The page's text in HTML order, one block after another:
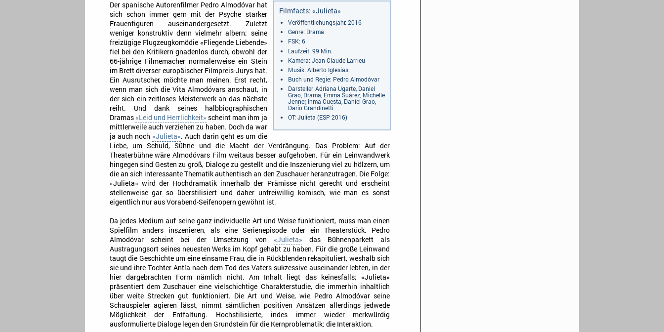
Filmfacts: «Julieta»
Veröffentlichungsjahr: 2016
Genre: Drama
FSK: 6
Laufzeit: 99 Min.
Kamera: Jean-Claude Larrieu
Musik: Alberto Iglesias
Buch und Regie: Pedro Almodóvar
Darsteller: Adriana Ugarte, Daniel
Grao, Drama, Emma Suárez, Michelle
Jenner, Inma Cuesta, Daniel Grao,
Darío Grandinetti
OT: Julieta (ESP 2016)
Der spanische Autorenfilmer Pedro Almodóvar hat
sich schon immer gern mit der Psyche starker
Frauenfiguren auseinandergesetzt. Zuletzt
weniger konstruktiv denn vielmehr albern; seine
freizügige Flugzeugkomödie «Fliegende Liebende»
fiel bei den Kritikern gnadenlos durch, obwohl der
66-jährige Filmemacher normalerweise ein Stein
im Brett diverser europäischer Filmpreis-Jurys hat.
Ein Ausrutscher, möchte man meinen. Erst recht,
wenn man sich die Vita Almodóvars anschaut, in
der sich ein zeitloses Meisterwerk an das nächste
reiht. Und dank seines halbbiographischen
Dramas«Leid und Herrlichkeit» scheint man ihm ja
mittlerweile auch verziehen zu haben. Doch da war
ja auch noch «Julieta». Auch darin geht es um die
Liebe, um Schuld, Sühne und die Macht der Verdrängung. Das Problem: Auf der
Theaterbühne wäre Almodóvars Film weitaus besser aufgehoben. Für ein Leinwandwerk
hingegen sind Gesten zu groß, Dialoge zu gestellt und die Inszenierung viel zu hölzern, um
die an sich interessante Thematik authentisch an den Zuschauer heranzutragen. Die Folge:
«Julieta» wird der Hochdramatik innerhalb der Prämisse nicht gerecht und erscheint
stellenweise gar so überstilisiert und daher unfreiwillig komisch, wie man es sonst
eigentlich nur aus Vorabend-Seifenopern gewöhnt ist.
Da jedes Medium auf seine ganz individuelle Art und Weise funktioniert, muss man einen
Spielfilm anders inszenieren, als eine Serienepisode oder ein Theaterstück. Pedro
Almodóvar scheint bei der Umsetzung von «Julieta» das Bühnenparkett als
Austragungsort seines neuesten Werks im Kopf gehabt zu haben. Für die große Leinwand
taugt die Geschichte um eine einsame Frau, die in Rückblenden rekapituliert, weshalb sich
sie und ihre Tochter Antía nach dem Tod des Vaters sukzessive auseinander lebten, in der
hier dargebrachten Form nämlich nicht. Am Inhalt liegt das keinesfalls; «Julieta»
präsentiert dem Zuschauer eine vielschichtige Charakterstudie, die immerhin inhaltlich
über weite Strecken gut funktioniert. Die Art und Weise, wie Pedro Almodóvar seine
Schauspieler agieren lässt, nimmt sämtlichen positiven Ansätzen allerdings jedwede
Möglichkeit der Entfaltung. Hochstilisierte, indes immer wieder merkwürdig
ausformulierte Dialoge legen den Grundstein für die Kernproblematik: die Interaktion.